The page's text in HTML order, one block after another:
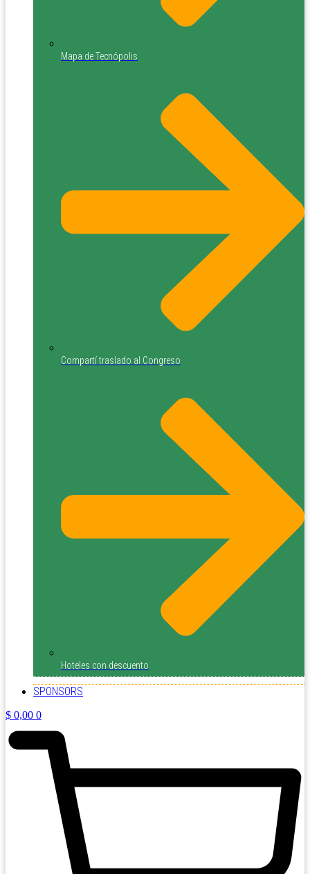
Mapa de Tecnópolis
Compartí traslado al Congreso
Hoteles con descuento
SPONSORS
$ 0,00 0